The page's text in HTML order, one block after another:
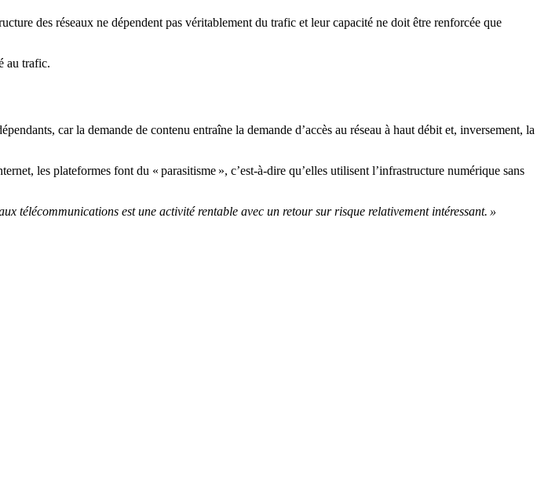
des réseaux ne dépendent pas véritablement du trafic et leur capacité ne doit être renforcée que
au trafic.
car la demande de contenu entraîne la demande d’accès au réseau à haut débit et, inversement, la
les plateformes font du « parasitisme », c’est-à-dire qu’elles utilisent l’infrastructure numérique sans
télécommunications est une activité rentable avec un retour sur risque relativement intéressant. »